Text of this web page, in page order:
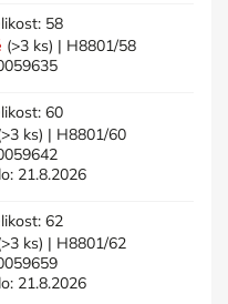
58
(>3 ks) | H8801/58
60
ks) | H8801/60
21.8.2026
62
ks) | H8801/62
21.8.2026